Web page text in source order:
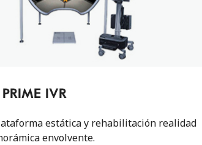
PRIME IVR
estática y rehabilitación realidad
envolvente.